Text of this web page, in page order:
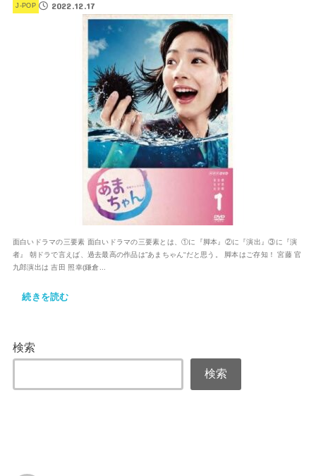
J-POP 2022.12.17
面白いドラマの三要素 面白いドラマの三要素とは、①に『脚本』②に『演出』③に『演
者』 朝ドラで言えば、過去最高の作品は”あまちゃん“だと思う。 脚本はご存知！ 宮藤 官
九郎演出は 吉田 照幸(鎌倉...
続きを読む
検索
検索